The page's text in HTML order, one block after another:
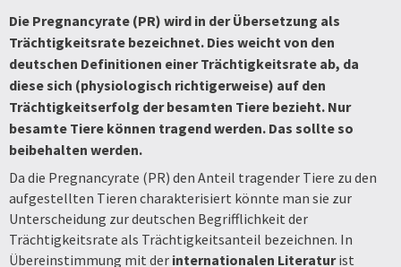
Die Pregnancyrate (PR) wird in der Übersetzung als
Trächtigkeitsrate bezeichnet. Dies weicht von den
deutschen Definitionen einer Trächtigkeitsrate ab, da
diese sich (physiologisch richtigerweise) auf den
Trächtigkeitserfolg der besamten Tiere bezieht. Nur
besamte Tiere können tragend werden. Das sollte so
beibehalten werden.
Da die Pregnancyrate (PR) den Anteil tragender Tiere zu den
aufgestellten Tieren charakterisiert könnte man sie zur
Unterscheidung zur deutschen Begrifflichkeit der
Trächtigkeitsrate als Trächtigkeitsanteil bezeichnen. In
Übereinstimmung mit der internationalen Literaturist